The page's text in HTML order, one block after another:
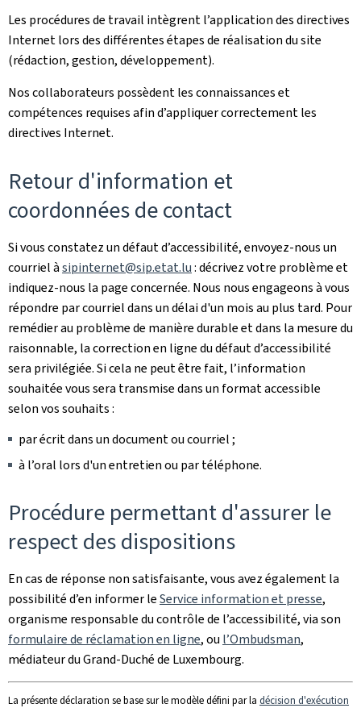
Les procédures de travail intègrent l’application des directives
Internet lors des différentes étapes de réalisation du site
(rédaction, gestion, développement).
Nos collaborateurs possèdent les connaissances et
compétences requises afin d’appliquer correctement les
directives Internet.
Retour d'information et
coordonnées de contact
Si vous constatez un défaut d’accessibilité, envoyez-nous un
courriel àsipinternet@sip.etat.lu: décrivez votre problème et
indiquez-nous la page concernée. Nous nous engageons à vous
répondre par courriel dans un délai d'un mois au plus tard. Pour
remédier au problème de manière durable et dans la mesure du
raisonnable, la correction en ligne du défaut d’accessibilité
sera privilégiée. Si cela ne peut être fait, l’information
souhaitée vous sera transmise dans un format accessible
selon vos souhaits :
par écrit dans un document ou courriel ;
à l’oral lors d'un entretien ou par téléphone.
Procédure permettant d'assurer le
respect des dispositions
En cas de réponse non satisfaisante, vous avez également la
possibilité d’en informer leService information et presse,
organisme responsable du contrôle de l’accessibilité, via son
formulaire de réclamation en ligne, ou l’Ombudsman,
médiateur du Grand-Duché de Luxembourg.
La présente déclaration se base sur le modèle défini par la décision d'exécution